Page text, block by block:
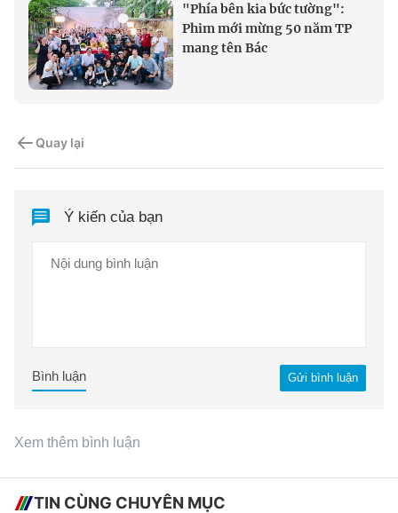
"Phía bên kia bức tường":
Phim mới mừng 50 năm TP
mang tên Bác
Quay lại
Ý kiến của bạn
Gửi bình luận
Bình luận
Xem thêm bình luận
TIN CÙNG CHUYÊN MỤC